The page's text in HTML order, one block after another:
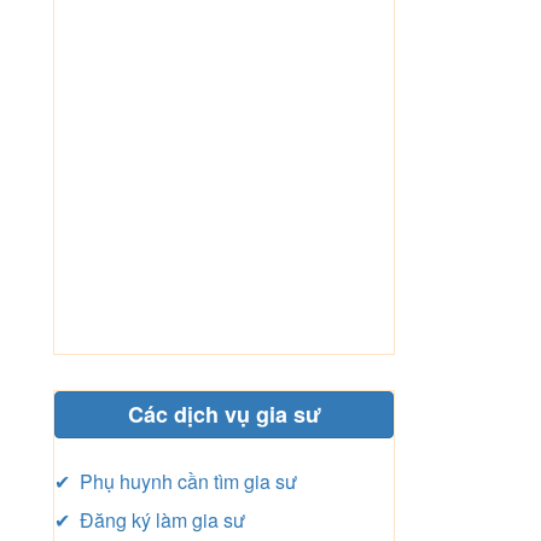
Các dịch vụ gia sư
✔ Phụ huynh cần tìm gia sư
✔ Đăng ký làm gia sư